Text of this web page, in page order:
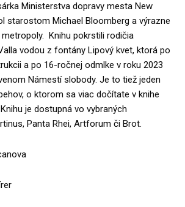
Ministerstva dopravy mesta New
starostom Michael Bloomberg a výrazne
Knihu pokrstili rodičia
vodou z fontány Lipový kvet, ktorá po
a po 16-ročnej odmlke v roku 2023
Námestí slobody. Je to tiež jeden
o ktorom sa viac dočítate v knihe
je dostupná vo vybraných
Panta Rhei, Artforum či Brot.